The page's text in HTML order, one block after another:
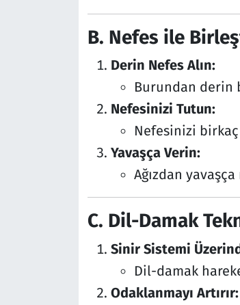
B. Nefes ile
Derin Nefes Alın:
Burundan derin
Nefesinizi Tutun:
Nefesinizi
Yavaşça Verin:
Ağızdan
C. Dil-Damak
Sinir Sistemi
Dil-damak
Odaklanmayı Artırır: